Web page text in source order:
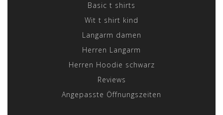
Basic t shirts
Wit t shirt kind
Langarm damen
Herren Langarm
Herren Hoodie schwarz
Reviews
Angepasste Öffnungszeiten